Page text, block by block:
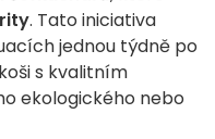
. Tato iniciativa
jednou týdně po
s kvalitním
ekologického nebo